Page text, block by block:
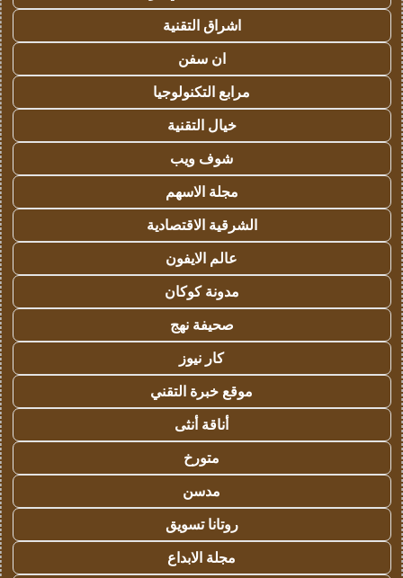
اشراق التقنية
ان سفن
مرابع التكنولوجيا
خيال التقنية
شوف ويب
مجلة الاسهم
الشرقية الاقتصادية
عالم الايفون
مدونة كوكان
صحيفة نهج
كار نيوز
موقع خبرة التقني
أناقة أنثى
متورخ
مدسن
روتانا تسويق
مجلة الابداع